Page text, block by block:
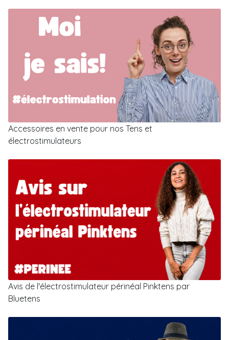
Accessoires en vente pour nos Tens et
électrostimulateurs
Avis de l'électrostimulateur périnéal Pinktens par
Bluetens